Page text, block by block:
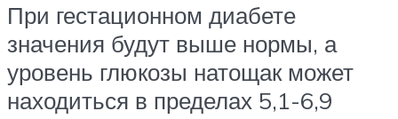
При гестационном диабете
значения будут выше нормы, а
уровень глюкозы натощак может
находиться в пределах 5,1-6,9